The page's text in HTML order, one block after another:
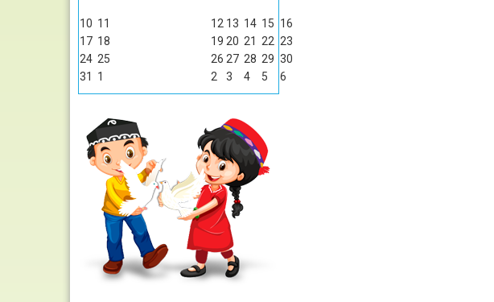
10 11 12 13 14 15 16
17 18 19 20 21 22 23
24 25 26 27 28 29 30
31
1 2 3 4 5 6